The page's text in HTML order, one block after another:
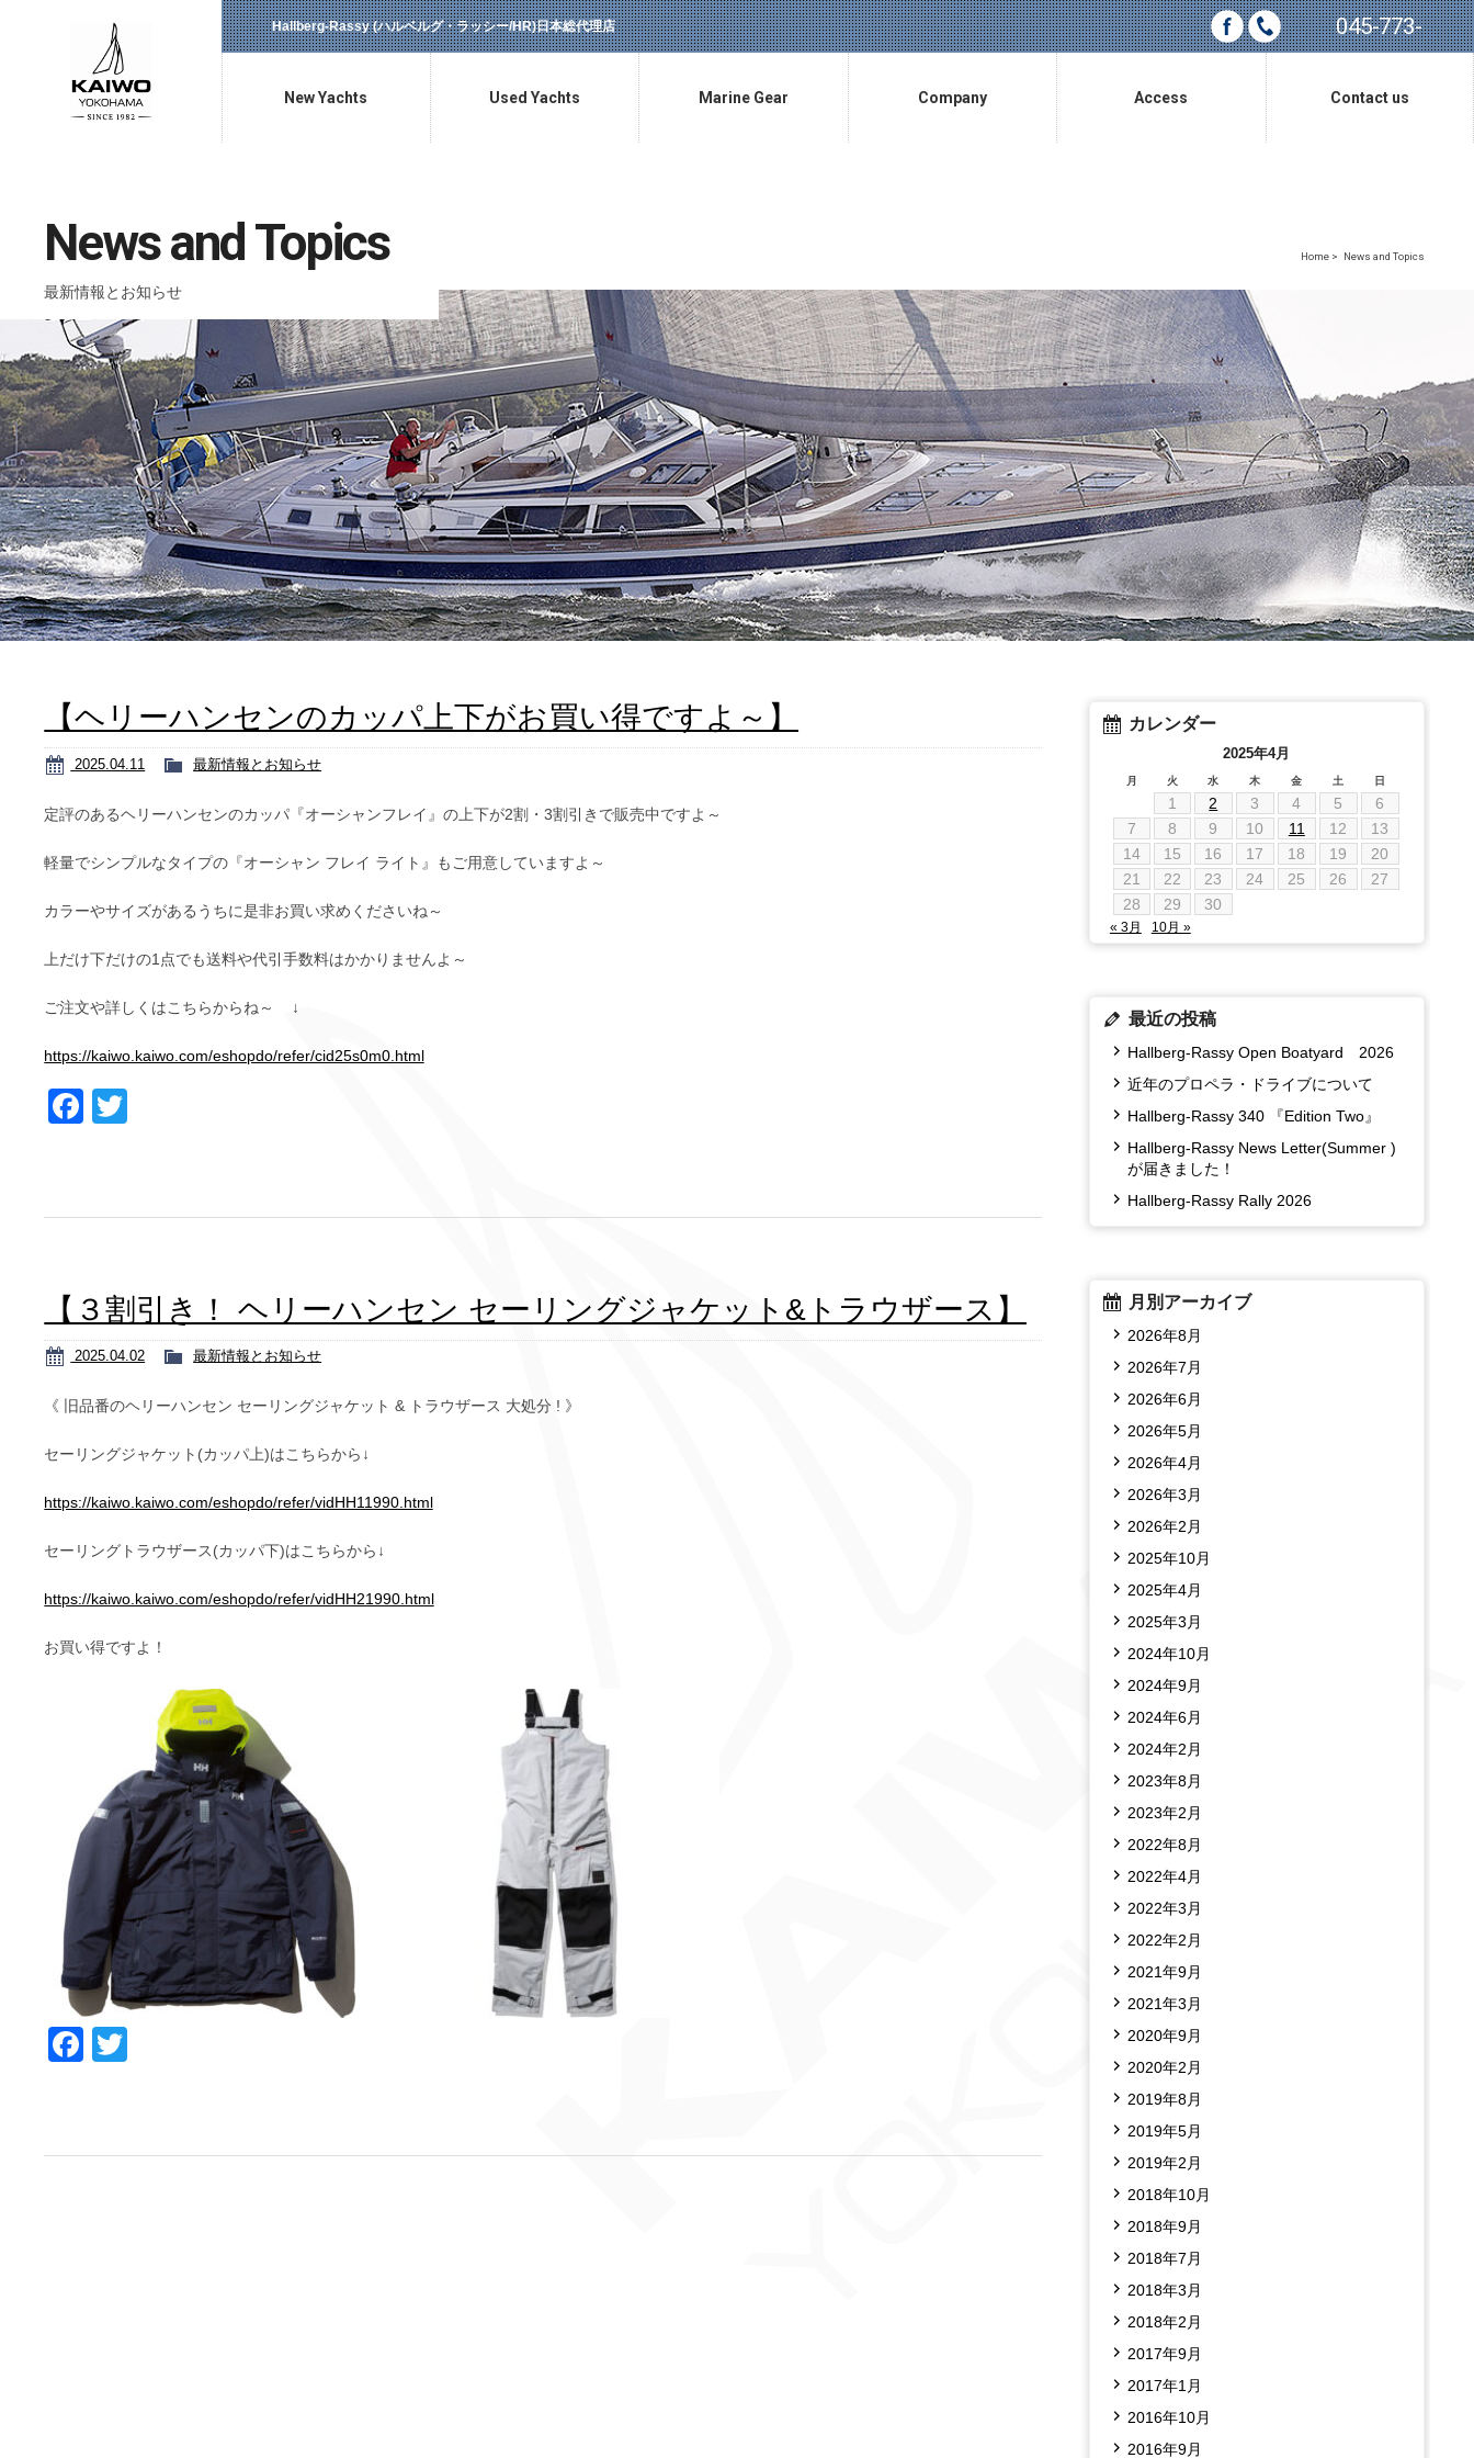
Hallberg-Rassy (ハルベルグ・ラッシー/HR)日本総代理店
045-773-
New Yachts
新艇情報 Used Yachts
中古艇情報 Marine Gear
マリン用品販売 Company
会社概要 Access
アクセス Contact us
お問い合わせ
News and Topics
最新情報とお知らせ
Home > News and Topics
【ヘリーハンセンのカッパ上下がお買い得ですよ～】
2025.04.11 最新情報とお知らせ
定評のあるヘリーハンセンのカッパ『オーシャンフレイ』の上下が2割・3割引きで販売中ですよ～
軽量でシンプルなタイプの『オーシャン フレイ ライト』もご用意していますよ～
カラーやサイズがあるうちに是非お買い求めくださいね～
上だけ下だけの1点でも送料や代引手数料はかかりませんよ～
ご注文や詳しくはこちらからね～ ↓
https://kaiwo.kaiwo.com/eshopdo/refer/cid25s0m0.html
Facebook
【３割引き！ ヘリーハンセン セーリングジャケット&トラウザース】
2025.04.02 最新情報とお知らせ
《 旧品番のヘリーハンセン セーリングジャケット & トラウザース 大処分 ! 》
セーリングジャケット(カッパ上)はこちらから↓
https://kaiwo.kaiwo.com/eshopdo/refer/vidHH11990.html
セーリングトラウザース(カッパ下)はこちらから↓
https://kaiwo.kaiwo.com/eshopdo/refer/vidHH21990.html
お買い得ですよ！
Facebook
カレンダー
2025年4月
月 火 水 木 金 土 日
1 2 3 4 5
6
7
8 9 10 11 12
13
14
15 16 17 18 19
20
21
22 23 24 25 26
27
28
29 30
« 3月 10月 »
最近の投稿
Hallberg-Rassy Open Boatyard 2026
近年のプロペラ・ドライブについて
Hallberg-Rassy 340 『Edition Two』
Hallberg-Rassy News Letter(Summer )
が届きました！
Hallberg-Rassy Rally 2026
月別アーカイブ
2026年8月
2026年7月
2026年6月
2026年5月
2026年4月
2026年3月
2026年2月
2025年10月
2025年4月
2025年3月
2024年10月
2024年9月
2024年6月
2024年2月
2023年8月
2023年2月
2022年8月
2022年4月
2022年3月
2022年2月
2021年9月
2021年3月
2020年9月
2020年2月
2019年8月
2019年5月
2019年2月
2018年10月
2018年9月
2018年7月
2018年3月
2018年2月
2017年9月
2017年1月
2016年10月
2016年9月